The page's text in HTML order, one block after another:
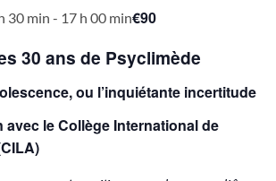
30 min - 17 h 00 min€90
30 ans de Psyclimède
ou l’inquiétante incertitude
le Collège International de